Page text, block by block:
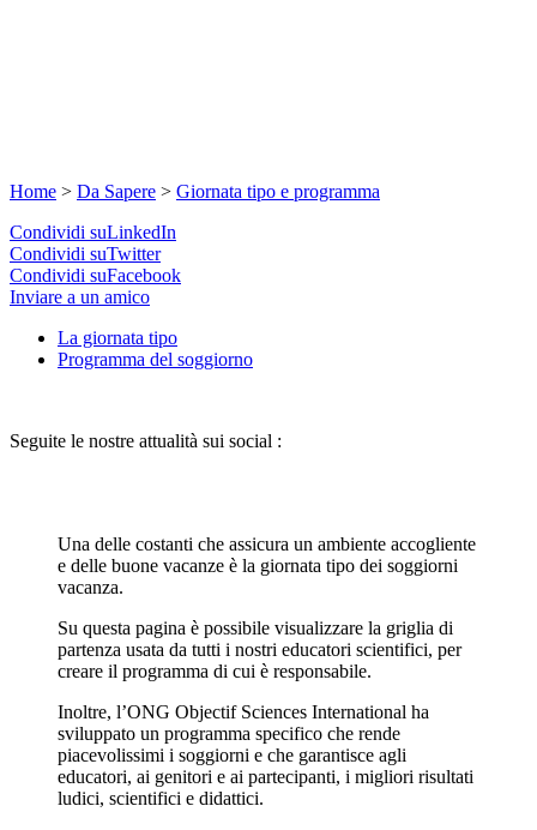
Home > Da Sapere > Giornata tipo e programma
Condividi suLinkedIn
Condividi suTwitter
Condividi suFacebook
Inviare a un amico
La giornata tipo
Programma del soggiorno
Seguite le nostre attualità sui social :
Una delle costanti che assicura un ambiente accogliente
e delle buone vacanze è la giornata tipo dei soggiorni
vacanza.
Su questa pagina è possibile visualizzare la griglia di
partenza usata da tutti i nostri educatori scientifici, per
creare il programma di cui è responsabile.
Inoltre, l’ONG Objectif Sciences International ha
sviluppato un programma specifico che rende
piacevolissimi i soggiorni e che garantisce agli
educatori, ai genitori e ai partecipanti, i migliori risultati
ludici, scientifici e didattici.